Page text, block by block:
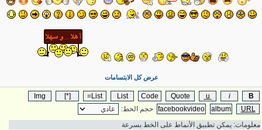
عرض كل الابتسامات
حجم الخط: